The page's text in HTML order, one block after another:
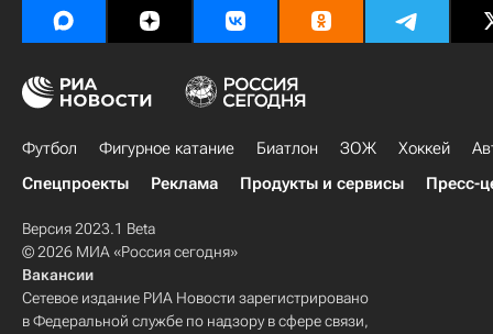
Футбол Фигурное катание Биатлон ЗОЖ Хоккей
Спецпроекты
Реклама Продукты и сервисы Пресс-
Версия 2023.1 Beta
© 2026 МИА «Россия сегодня»
Вакансии
Сетевое издание РИА Новости зарегистрировано
в Федеральной службе по надзору в сфере связи,